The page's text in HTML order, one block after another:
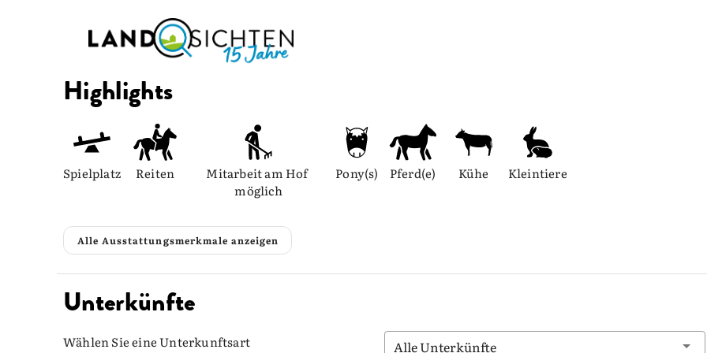
Highlights
Spielplatz Reiten
Mitarbeit am Hof
möglich
Pony(s) Pferd(e) Kühe Kleintiere
Alle Ausstattungsmerkmale anzeigen
Unterkünfte
Wählen Sie eine Unterkunftsart Alle Unterkünfte